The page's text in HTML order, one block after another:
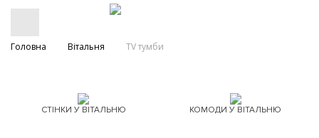
Головна Вітальня TV тумби
СТІНКИ У ВІТАЛЬНЮ КОМОДИ У ВІТАЛЬНЮ